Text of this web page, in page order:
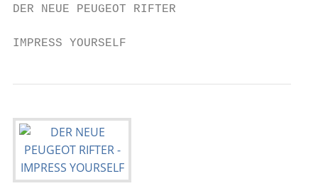
DER NEUE PEUGEOT RIFTER
IMPRESS YOURSELF                         1